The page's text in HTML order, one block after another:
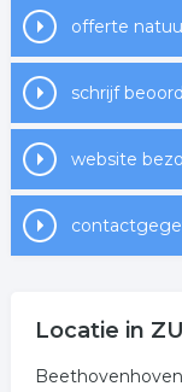
offerte
schrijf
website
Locatie in